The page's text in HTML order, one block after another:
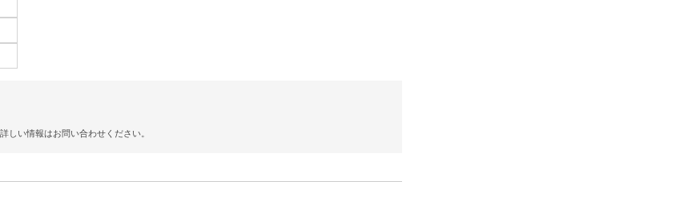
しい情報はお問い合わせください。